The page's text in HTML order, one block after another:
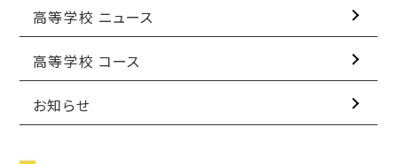
高等学校 ニュース
高等学校 コース
お知らせ